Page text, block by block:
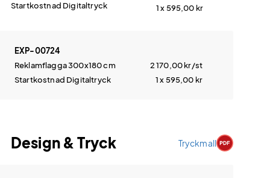
Startkostnad Digitaltryck
1 x 595,00 kr
EXP-00724
Reklamflagga 300x180 cm
2 170,00kr/st
Startkostnad Digitaltryck
1 x 595,00 kr
Design & Tryck Tryckmall